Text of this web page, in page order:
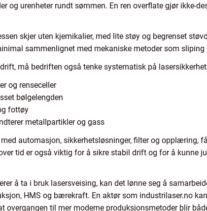
og urenheter rundt sømmen. En ren overflate gjør ikke-
skjer uten kjemikalier, med lite støy og begrenset
sammenlignet med mekaniske metoder som sliping
må bedriften også tenke systematisk på
og renseceller
bølgelengden
fottøy
metallpartikler og gass
automasjon, sikkerhetsløsninger, filter og opplæring,
tid er også viktig for å sikre stabil drift og for å kunne
å ta i bruk lasersveising, kan det lønne seg å
HMS og bærekraft. En aktør som industrilaser.no
overgangen til mer moderne produksjonsmetoder blir